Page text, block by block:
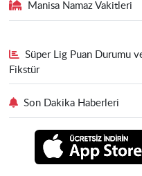
Manisa Namaz Vakitleri
Süper Lig Puan Durumu
Fikstür
Son Dakika Haberleri